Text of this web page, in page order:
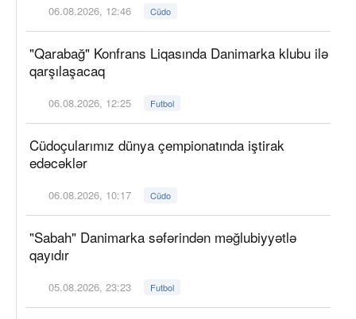
06.08.2026, 12:46 Cüdo
"Qarabağ" Konfrans Liqasında Danimarka klubu ilə
qarşılaşacaq
06.08.2026, 12:25 Futbol
Cüdoçularımız dünya çempionatında iştirak
edəcəklər
06.08.2026, 10:17 Cüdo
"Sabah" Danimarka səfərindən məğlubiyyətlə
qayıdır
05.08.2026, 23:23 Futbol